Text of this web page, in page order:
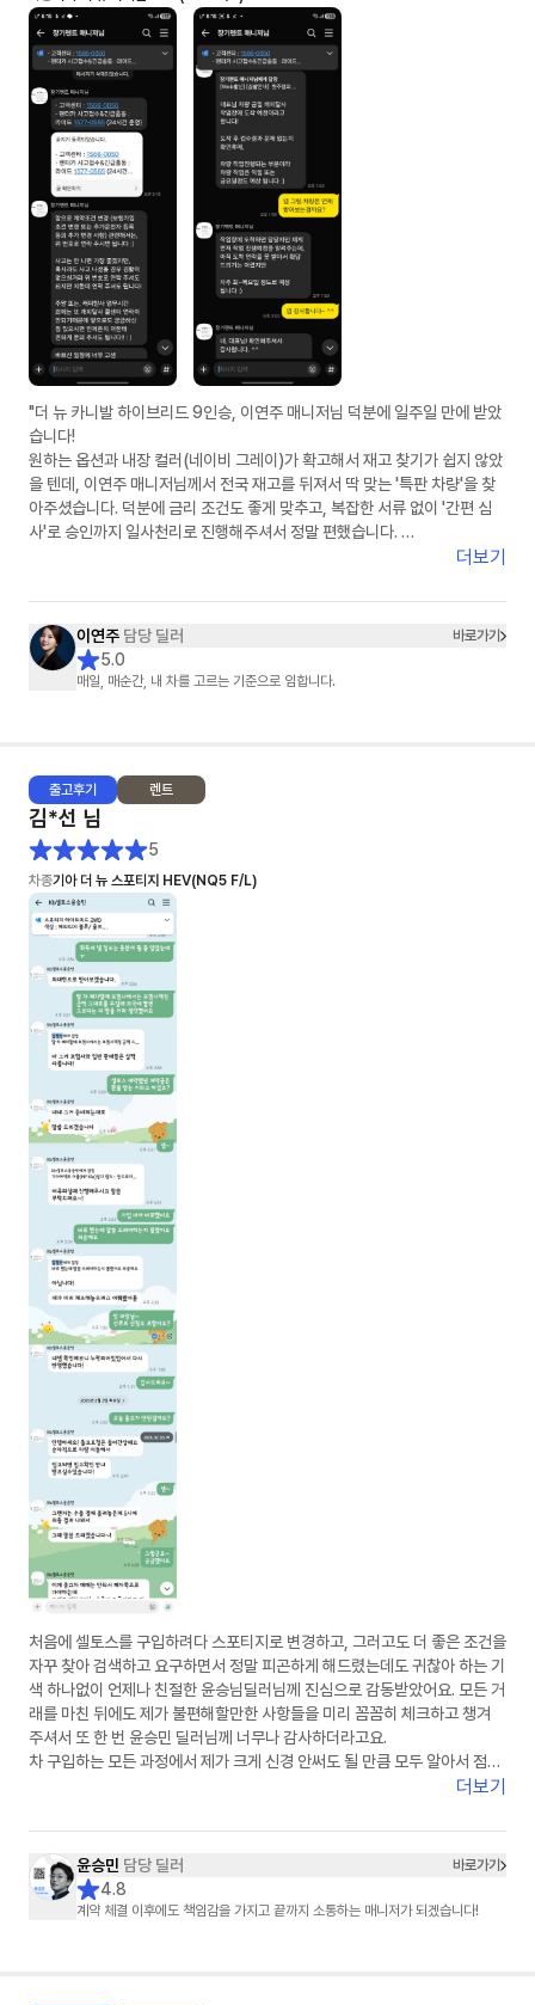
"더 뉴 카니발 하이브리드 9인승, 이연주 매니저님 덕분에 일주일 만에 받았
습니다!
​원하는 옵션과 내장 컬러(네이비 그레이)가 확고해서 재고 찾기가 쉽지 않았
을 텐데, 이연주 매니저님께서 전국 재고를 뒤져서 딱 맞는 '특판 차량'을 찾
아주셨습니다. 덕분에 금리 조건도 좋게 맞추고, 복잡한 서류 없이 '간편 심
사'로 승인까지 일사천리로 진행해주셔서 정말 편했습니다.
​차량 배정부터 탁송까지 중간중간 진행 상황을 먼저 알려주시고, 제가 놓칠
좋게 드라이브 다녀왔네요. 빠르고 정확한 일 처리는 물론이고 정말 친절하
십니다. 장기렌트 고민 중이시라면 스타타당 이연주 매니저님 강력 추천합니
다!"
더보기
이연주 담당 딜러 바로가기
5.0
매일, 매순간, 내 차를 고르는 기준으로 임합니다.
출고후기 렌트
김*선 님
5
차종기아 더 뉴 스포티지 HEV(NQ5 F/L)
처음에 셀토스를 구입하려다 스포티지로 변경하고, 그러고도 더 좋은 조건을
자꾸 찾아 검색하고 요구하면서 정말 피곤하게 해드렸는데도 귀찮아 하는 기
색 하나없이 언제나 친절한 윤승님딜러님께 진심으로 감동받았어요. 모든 거
래를 마친 뒤에도 제가 불편해할만한 사항들을 미리 꼼꼼히 체크하고 챙겨
주셔서 또 한 번 윤승민 딜러님께 너무나 감사하더라고요.
차 구입하는 모든 과정에서 제가 크게 신경 안써도 될 만큼 모두 알아서 점검
해 주셔서 차를 구입하고 판매하는 과정의 불안감 없이 마음이 편히 의지하
저같은 진상고객에게까지 마음을 담은 선물까지 챙겨 주셔서 정말 감사했습
니다
주변에 차 사겠다는 사람이 있으면 적극 알려서 소개해드리고 싶은 윤승님
딜러님! 번창하셔요~♡
더보기
윤승민 담당 딜러 바로가기
4.8
계약 체결 이후에도 책임감을 가지고 끝까지 소통하는 매니저가 되겠습니다!